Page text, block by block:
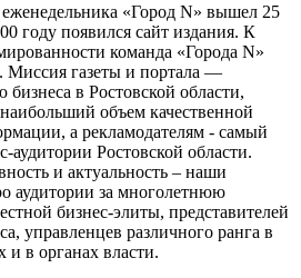
«Город N» вышел 25
году появился сайт издания. К
команда «Города N»
Миссия газеты и портала —
бизнеса в Ростовской области,
объем качественной
а рекламодателям - самый
аудитории Ростовской области.
и актуальность – наши
аудитории за многолетнюю
бизнес-элиты, представителей
управленцев различного ранга в
и в органах власти.